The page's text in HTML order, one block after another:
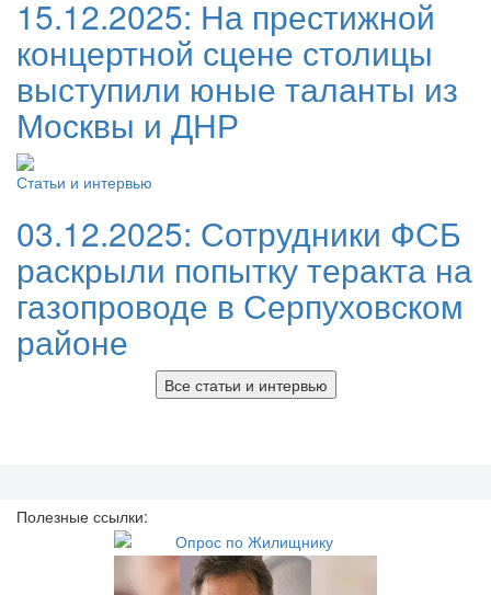
15.12.2025: На престижной
концертной сцене столицы
выступили юные таланты из
Москвы и ДНР
Статьи и интервью
03.12.2025: Сотрудники ФСБ
раскрыли попытку теракта на
газопроводе в Серпуховском
районе
Все статьи и интервью
Полезные ссылки: